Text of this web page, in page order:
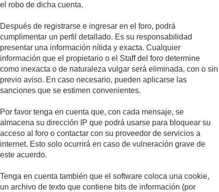
el robo de dicha cuenta.
Después de registrarse e ingresar en el foro, podrá
cumplimentar un perfil detallado. Es su responsabilidad
presentar una información nítida y exacta. Cualquier
información que el propietario o el Staff del foro determine
como inexacta o de naturaleza vulgar será eliminada, con o sin
previo aviso. En caso necesario, pueden aplicarse las
sanciones que se estimen convenientes.
Por favor tenga en cuenta que, con cada mensaje, se
almacena su dirección IP que podrá usarse para bloquear su
acceso al foro o contactar con su proveedor de servicios a
internet. Esto solo ocurrirá en caso de vulneración grave de
este acuerdo.
Tenga en cuenta también que el software coloca una cookie,
un archivo de texto que contiene bits de información (por